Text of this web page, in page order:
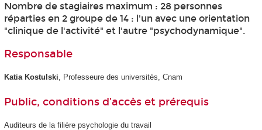
Nombre de stagiaires maximum : 28 personnes
réparties en 2 groupe de 14 : l'un avec une orientation
"clinique de l'activité" et l'autre "psychodynamique".
Responsable
Katia Kostulski , Professeure des universités, Cnam
Public, conditions d’accès et prérequis
Auditeurs de la filière psychologie du travail